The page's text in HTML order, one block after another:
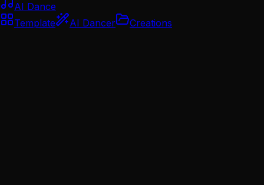
AI Dance
Template
AI Dancer Creations